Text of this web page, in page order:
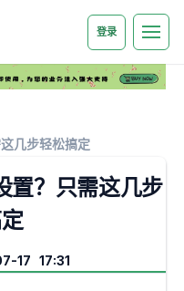
登录
几步轻松搞定
置？只需这几步
17 17:31